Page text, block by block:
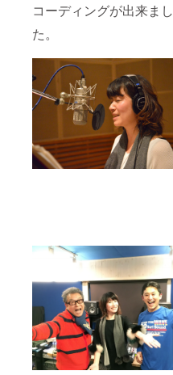
コーディングが出来まし
た。